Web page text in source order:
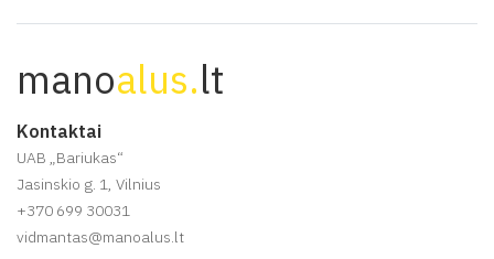
manoalus.lt
Kontaktai
UAB „Bariukas“
Jasinskio g. 1, Vilnius
+370 699 30031
vidmantas@manoalus.lt